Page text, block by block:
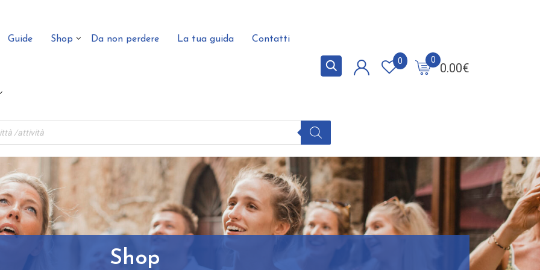
Guide Shop Da non perdere La tua guida Contatti
0.00€
0
0
Shop